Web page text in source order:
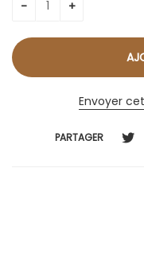
Envoyer
PARTAGER